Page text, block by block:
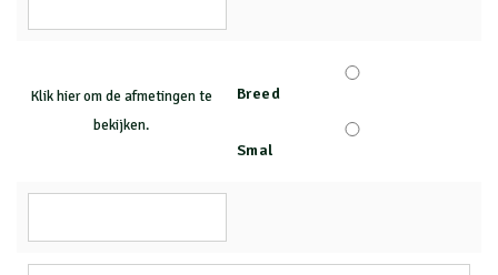
Klik hier om de afmetingen te
bekijken.
Breed
Smal